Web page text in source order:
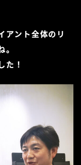
アント全体のリ
た！